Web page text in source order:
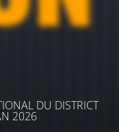
DU DISTRICT
2026